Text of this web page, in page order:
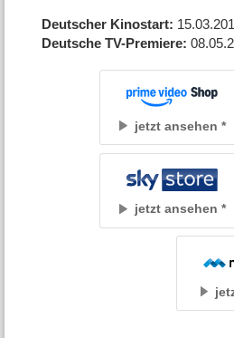
Deutscher Kinostart
Deutsche TV-Premiere
jetzt ansehen
jetzt ansehen